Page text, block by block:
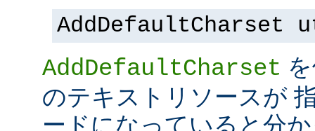
AddDefaultCharset
AddDefaultCharset
のテキストリソースが
ードになっていると分